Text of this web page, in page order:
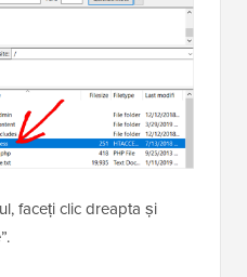
faceți clic dreapta și